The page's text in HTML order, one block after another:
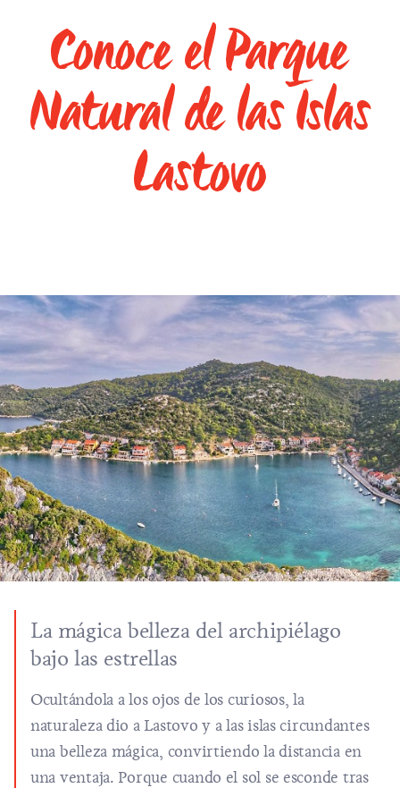
Conoce el Parque
Natural de las Islas
Lastovo
La mágica belleza del archipiélago
bajo las estrellas
Ocultándola a los ojos de los curiosos, la
naturaleza dio a Lastovo y a las islas circundantes
una belleza mágica, convirtiendo la distancia en
una ventaja. Porque cuando el sol se esconde tras